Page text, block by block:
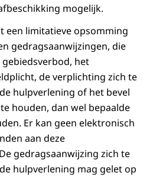
mogelijk.
een limitatieve opsomming
gedragsaanwijzingen, die
het
de verplichting zich te
hulpverlening of het bevel
houden, dan wel bepaalde
Er kan geen elektronisch
aan deze
gedragsaanwijzing zich te
hulpverlening mag gelet op